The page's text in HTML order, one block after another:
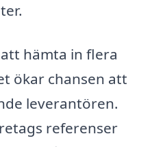
hämta in flera
ökar chansen att
leverantören.
referenser